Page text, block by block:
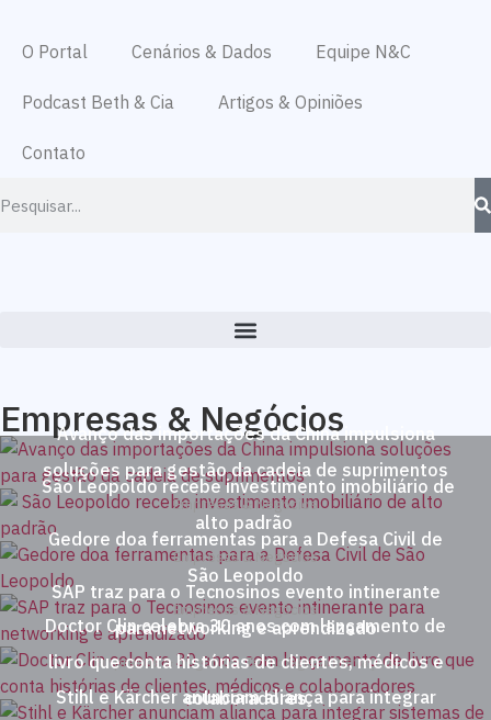
O Portal Cenários & Dados Equipe N&C
Podcast Beth & Cia Artigos & Opiniões
Contato
Empresas & Negócios
Avanço das importações da China impulsiona
soluções para gestão da cadeia de suprimentos
Empresas & Negócios
São Leopoldo recebe investimento imobiliário de
alto padrão
Empresas & Negócios
Gedore doa ferramentas para a Defesa Civil de
São Leopoldo
Empresas & Negócios
SAP traz para o Tecnosinos evento intinerante
para networking e aprendizado
Empresas & Negócios,Tecnologia & Inovação
Doctor Clin celebra 30 anos com lançamento de
livro que conta histórias de clientes, médicos e
colaboradores
Stihl e Kärcher anunciam aliança para integrar